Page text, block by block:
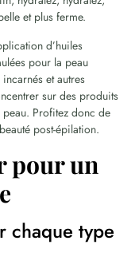
et plus ferme.
d’huiles
pour la peau
et autres
sur des produits
peau. Profitez donc de
post-épilation.
pour un
chaque type